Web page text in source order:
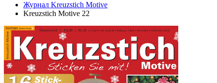
Журнал Kreuzstich Motive
Kreuzstich Motive 22